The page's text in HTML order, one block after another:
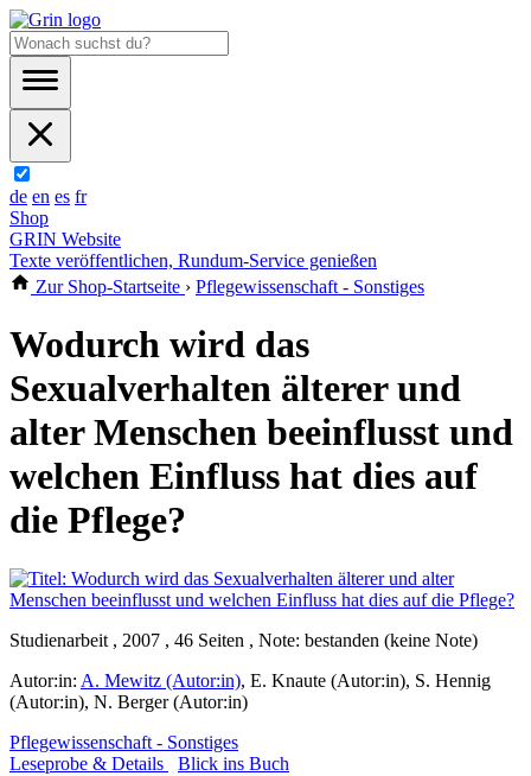
de en es fr
Shop
GRIN Website
Texte veröffentlichen, Rundum-Service genießen
Zur Shop-Startseite › Pflegewissenschaft - Sonstiges
Wodurch wird das
Sexualverhalten älterer und
alter Menschen beeinflusst und
welchen Einfluss hat dies auf
die Pflege?
Studienarbeit , 2007 , 46 Seiten , Note: bestanden (keine Note)
Autor:in: A. Mewitz (Autor:in), E. Knaute (Autor:in), S. Hennig
(Autor:in), N. Berger (Autor:in)
Pflegewissenschaft - Sonstiges
Leseprobe & Details
Blick ins Buch